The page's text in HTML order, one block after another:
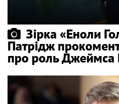
Зірка «Еноли
Патрідж
про роль Джеймса